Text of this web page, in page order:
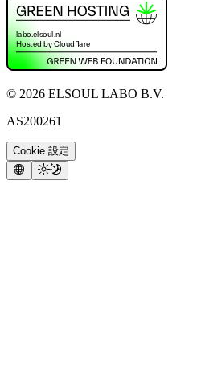
© 2026 ELSOUL LABO B.V.
AS200261
Cookie 設定